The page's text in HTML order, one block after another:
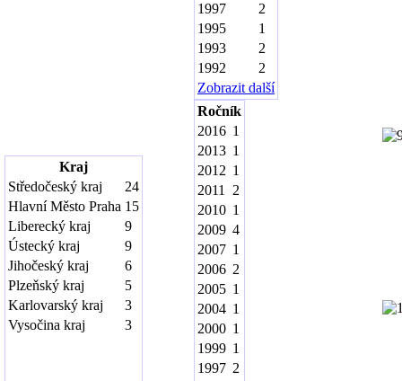
Kraj
Středočeský kraj
24
Hlavní Město Praha 15
Liberecký kraj
9
Ústecký kraj
9
Jihočeský kraj
6
Plzeňský kraj
5
Karlovarský kraj
3
Vysočina kraj
3
1997
2
1995
1
1993
2
1992
2
Zobrazit další
Ročník
2016 1
2013 1
2012 1
2011
2
2010 1
2009 4
2007 1
2006 2
2005 1
2004 1
2000 1
1999 1
1997 2